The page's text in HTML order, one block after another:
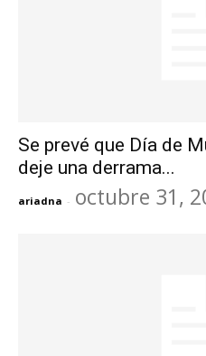
Se prevé que Día de
deje una derrama...
ariadna - octubre 31,